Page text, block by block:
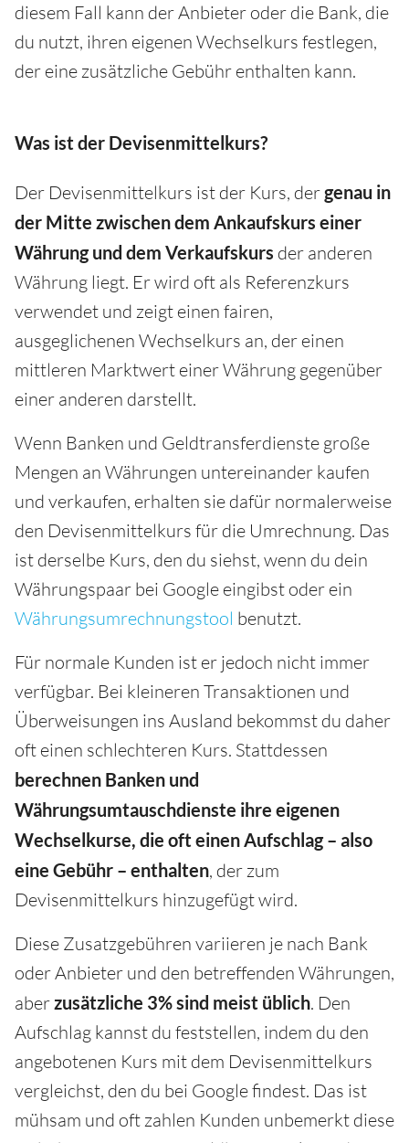
diesem Fall kann der Anbieter oder die Bank, die
du nutzt, ihren eigenen Wechselkurs festlegen,
der eine zusätzliche Gebühr enthalten kann.
Was ist der Devisenmittelkurs?
Der Devisenmittelkurs ist der Kurs, dergenau in
der Mitte zwischen dem Ankaufskurs einer
Währung und dem Verkaufskurs der anderen
Währung liegt. Er wird oft als Referenzkurs
verwendet und zeigt einen fairen,
ausgeglichenen Wechselkurs an, der einen
mittleren Marktwert einer Währung gegenüber
einer anderen darstellt.
Wenn Banken und Geldtransferdienste große
Mengen an Währungen untereinander kaufen
und verkaufen, erhalten sie dafür normalerweise
den Devisenmittelkurs für die Umrechnung. Das
ist derselbe Kurs, den du siehst, wenn du dein
Währungspaar bei Google eingibst oder ein
Währungsumrechnungstool benutzt.
Für normale Kunden ist er jedoch nicht immer
verfügbar. Bei kleineren Transaktionen und
Überweisungen ins Ausland bekommst du daher
oft einen schlechteren Kurs. Stattdessen
berechnen Banken und
Währungsumtauschdienste ihre eigenen
Wechselkurse, die oft einen Aufschlag – also
eine Gebühr – enthalten, der zum
Devisenmittelkurs hinzugefügt wird.
Diese Zusatzgebühren variieren je nach Bank
oder Anbieter und den betreffenden Währungen,
aberzusätzliche 3% sind meist üblich. Den
Aufschlag kannst du feststellen, indem du den
angebotenen Kurs mit dem Devisenmittelkurs
vergleichst, den du bei Google findest. Das ist
mühsam und oft zahlen Kunden unbemerkt diese